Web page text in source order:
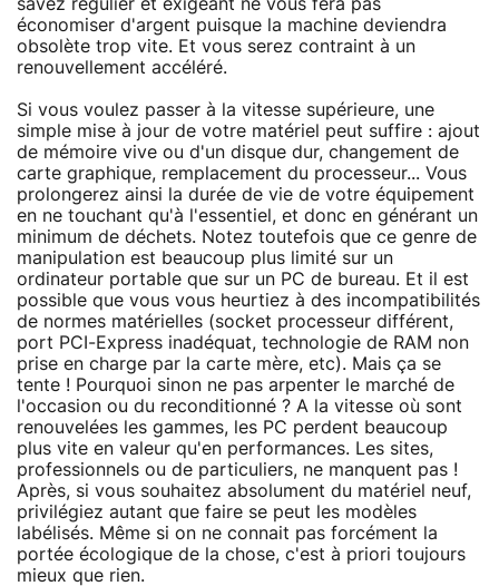
savez régulier et exigeant ne vous fera pas
économiser d'argent puisque la machine deviendra
obsolète trop vite. Et vous serez contraint à un
renouvellement accéléré.
Si vous voulez passer à la vitesse supérieure, une
simple mise à jour de votre matériel peut suffire : ajout
de mémoire vive ou d'un disque dur, changement de
carte graphique, remplacement du processeur... Vous
prolongerez ainsi la durée de vie de votre équipement
en ne touchant qu'à l'essentiel, et donc en générant un
minimum de déchets. Notez toutefois que ce genre de
manipulation est beaucoup plus limité sur un
ordinateur portable que sur un PC de bureau. Et il est
possible que vous vous heurtiez à des incompatibilités
de normes matérielles (socket processeur différent,
port PCI-Express inadéquat, technologie de RAM non
prise en charge par la carte mère, etc). Mais ça se
tente ! Pourquoi sinon ne pas arpenter le marché de
l'occasion ou du reconditionné ? A la vitesse où sont
renouvelées les gammes, les PC perdent beaucoup
plus vite en valeur qu'en performances. Les sites,
professionnels ou de particuliers, ne manquent pas !
Après, si vous souhaitez absolument du matériel neuf,
privilégiez autant que faire se peut les modèles
labélisés. Même si on ne connait pas forcément la
portée écologique de la chose, c'est à priori toujours
mieux que rien.